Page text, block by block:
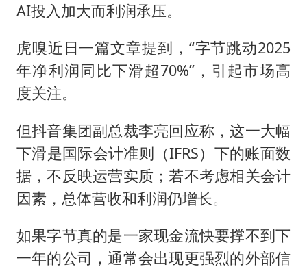
AI投入加大而利润承压。
虎嗅近日一篇文章提到，“字节跳动2025
年净利润同比下滑超70%”，引起市场高
度关注。
但抖音集团副总裁李亮回应称，这一大幅
下滑是国际会计准则（IFRS）下的账面数
据，不反映运营实质；若不考虑相关会计
因素，总体营收和利润仍增长。
如果字节真的是一家现金流快要撑不到下
一年的公司，通常会出现更强烈的外部信